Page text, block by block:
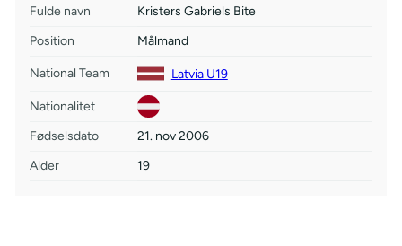
Fulde navn
Kristers Gabriels Bite
Position
Målmand
National Team Latvia U19
Nationalitet
Fødselsdato
21. nov 2006
Alder
19